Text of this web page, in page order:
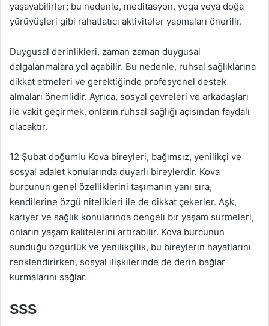
yaşayabilirler; bu nedenle, meditasyon, yoga veya doğa
yürüyüşleri gibi rahatlatıcı aktiviteler yapmaları önerilir.
Duygusal derinlikleri, zaman zaman duygusal
dalgalanmalara yol açabilir. Bu nedenle, ruhsal sağlıklarına
dikkat etmeleri ve gerektiğinde profesyonel destek
almaları önemlidir. Ayrıca, sosyal çevreleri ve arkadaşları
ile vakit geçirmek, onların ruhsal sağlığı açısından faydalı
olacaktır.
12 Şubat doğumlu Kova bireyleri, bağımsız, yenilikçi ve
sosyal adalet konularında duyarlı bireylerdir. Kova
burcunun genel özelliklerini taşımanın yanı sıra,
kendilerine özgü nitelikleri ile de dikkat çekerler. Aşk,
kariyer ve sağlık konularında dengeli bir yaşam sürmeleri,
onların yaşam kalitelerini artırabilir. Kova burcunun
sunduğu özgürlük ve yenilikçilik, bu bireylerin hayatlarını
renklendirirken, sosyal ilişkilerinde de derin bağlar
kurmalarını sağlar.
SSS